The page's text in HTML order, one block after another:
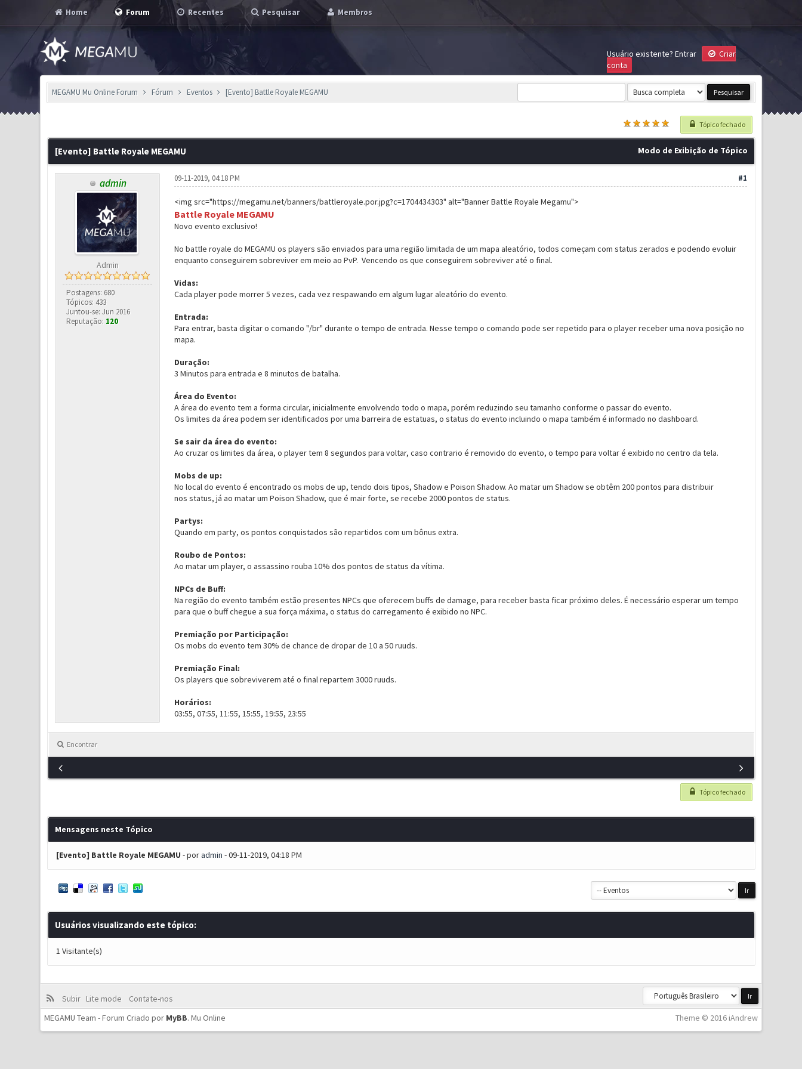
Home Forum Recentes Pesquisar Membros
Usuário existente? Entrar
Criar
conta
MEGAMU Mu Online Forum Fórum Eventos [Evento] Battle Royale MEGAMU
Tópico fechado
Modo de Exibição de Tópico
[Evento] Battle Royale MEGAMU
admin
Admin
Postagens: 680
Tópicos: 433
Juntou-se: Jun 2016
Reputação: 120
#1
09-11-2019, 04:18 PM
<img src="https://megamu.net/banners/battleroyale.por.jpg?c=1704434303" alt="Banner Battle Royale Megamu">
Battle Royale MEGAMU
Novo evento exclusivo!
No battle royale do MEGAMU os players são enviados para uma região limitada de um mapa aleatório, todos começam com status zerados e podendo evoluir
enquanto conseguirem sobreviver em meio ao PvP. Vencendo os que conseguirem sobreviver até o final.
Vidas:
Cada player pode morrer 5 vezes, cada vez respawando em algum lugar aleatório do evento.
Entrada:
Para entrar, basta digitar o comando "/br" durante o tempo de entrada. Nesse tempo o comando pode ser repetido para o player receber uma nova posição no
mapa.
Duração:
3 Minutos para entrada e 8 minutos de batalha.
Área do Evento:
A área do evento tem a forma circular, inicialmente envolvendo todo o mapa, porém reduzindo seu tamanho conforme o passar do evento.
Os limites da área podem ser identificados por uma barreira de estatuas, o status do evento incluindo o mapa também é informado no dashboard.
Se sair da área do evento:
Ao cruzar os limites da área, o player tem 8 segundos para voltar, caso contrario é removido do evento, o tempo para voltar é exibido no centro da tela.
Mobs de up:
No local do evento é encontrado os mobs de up, tendo dois tipos, Shadow e Poison Shadow. Ao matar um Shadow se obtêm 200 pontos para distribuir
nos status, já ao matar um Poison Shadow, que é mair forte, se recebe 2000 pontos de status.
Partys:
Quando em party, os pontos conquistados são repartidos com um bônus extra.
Roubo de Pontos:
Ao matar um player, o assassino rouba 10% dos pontos de status da vítima.
NPCs de Buff:
Na região do evento também estão presentes NPCs que oferecem buffs de damage, para receber basta ficar próximo deles. É necessário esperar um tempo
para que o buff chegue a sua força máxima, o status do carregamento é exibido no NPC.
Premiação por Participação:
Os mobs do evento tem 30% de chance de dropar de 10 a 50 ruuds.
Premiação Final:
Os players que sobreviverem até o final repartem 3000 ruuds.
Horários:
03:55, 07:55, 11:55, 15:55, 19:55, 23:55
Encontrar
Tópico fechado
Mensagens neste Tópico
[Evento] Battle Royale MEGAMU - poradmin - 09-11-2019, 04:18 PM
Usuários visualizando este tópico:
1 Visitante(s)
Subir Lite mode
Contate-nos
Theme © 2016 iAndrew
MEGAMU Team - Forum Criado por MyBB.Mu Online